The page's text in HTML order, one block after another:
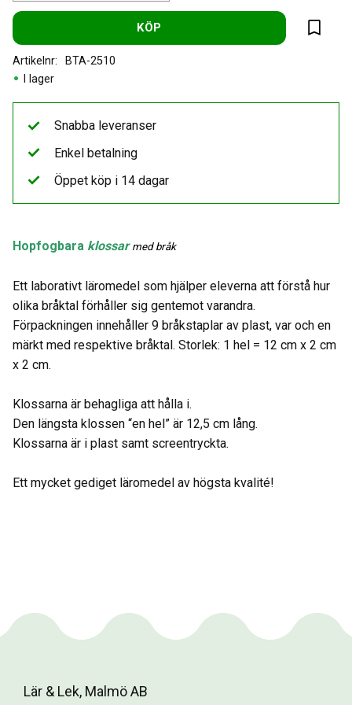
KÖP
Lägg
I lager
Artikelnr BTA-2510
Hopfogbara klossar med bråk
Ett laborativt läromedel som hjälper eleverna att förstå hur
olika bråktal förhåller sig gentemot varandra.
Förpackningen innehåller 9 bråkstaplar av plast, var och en
märkt med respektive bråktal. Storlek: 1 hel = 12 cm x 2 cm
x 2 cm.
Klossarna är behagliga att hålla i.
Den längsta klossen “en hel” är 12,5 cm lång.
Klossarna är i plast samt screentryckta.
Ett mycket gediget läromedel av högsta kvalité!
Snabba leveranser
Enkel betalning
Öppet köp i 14 dagar
Lär & Lek, Malmö AB